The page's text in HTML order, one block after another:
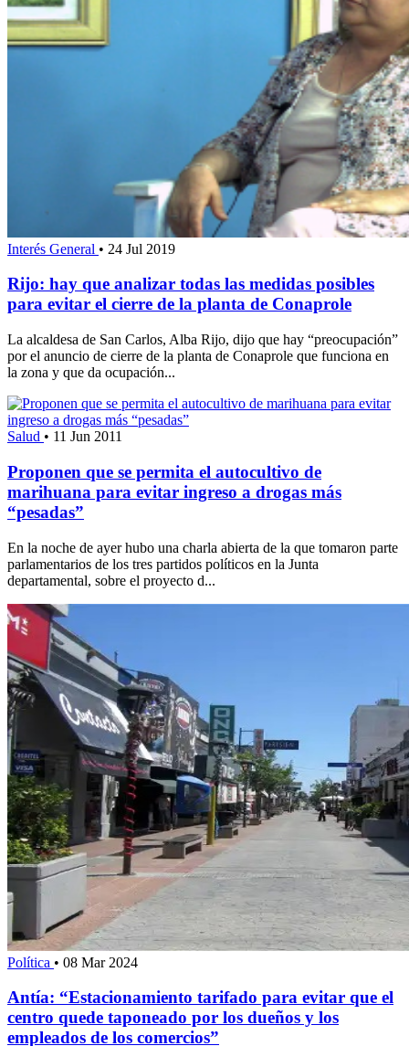
Interés General • 24 Jul 2019
Rijo: hay que analizar todas las medidas posibles
para evitar el cierre de la planta de Conaprole
La alcaldesa de San Carlos, Alba Rijo, dijo que hay “preocupación”
por el anuncio de cierre de la planta de Conaprole que funciona en
la zona y que da ocupación...
Salud • 11 Jun 2011
Proponen que se permita el autocultivo de
marihuana para evitar ingreso a drogas más
“pesadas”
En la noche de ayer hubo una charla abierta de la que tomaron parte
parlamentarios de los tres partidos políticos en la Junta
departamental, sobre el proyecto d...
Política • 08 Mar 2024
Antía: “Estacionamiento tarifado para evitar que el
centro quede taponeado por los dueños y los
empleados de los comercios”